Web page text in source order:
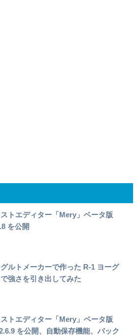
トエディター「Mery」ベータ版
を公開
ルトメーカーで作った R-1 ヨーグ
強さを引き出してみた
トエディター「Mery」ベータ版
を公開、自動保存機能、バック